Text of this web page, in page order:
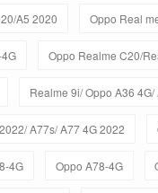
A5 2020 Oppo Real
Oppo Realme C20/
Realme 9i/ Oppo A36
A77s/ A77 4G 2022
4G Oppo A78-4G